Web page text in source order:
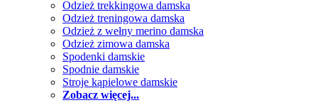
Odzież trekkingowa damska
Odzież treningowa damska
Odzież z wełny merino damska
Odzież zimowa damska
Spodenki damskie
Spodnie damskie
Stroje kąpielowe damskie
Zobacz więcej...